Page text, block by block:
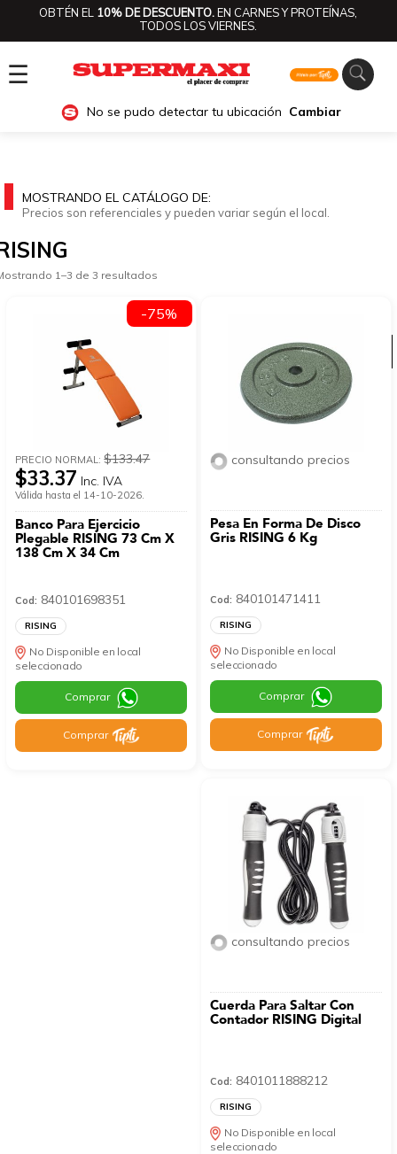
OBTÉN EL 10% DE DESCUENTO.EN CARNES Y PROTEÍNAS,
TODOS LOS VIERNES.
☰
No se pudo detectar tu ubicación Cambiar
Ver categorías
MOSTRANDO EL CATÁLOGO DE:
Precios son referenciales y pueden variar según el local.
1–3 de 3 resultados
PRECIO NORMAL:$133.47
$33.37 Inc. IVA
Válida hasta el 14-10-2026.
Banco Para Ejercicio
Plegable RISING 73 Cm X
138 Cm X 34 Cm
Cod: 840101698351
RISING
No Disponible en local
seleccionado
Comprar
Comprar
-75%
consultando precios
Pesa En Forma De Disco
Gris RISING 6 Kg
Cod: 840101471411
RISING
No Disponible en local
seleccionado
Comprar
Comprar
consultando precios
Cuerda Para Saltar Con
Contador RISING Digital
Cod: 8401011888212
RISING
No Disponible en local
seleccionado